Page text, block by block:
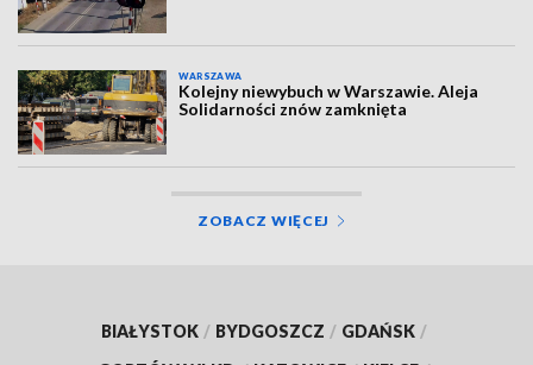
WARSZAWA
Kolejny niewybuch w Warszawie. Aleja
Solidarności znów zamknięta
ZOBACZ WIĘCEJ
BIAŁYSTOK / BYDGOSZCZ / GDAŃSK /